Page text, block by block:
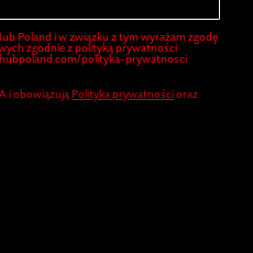
Poland i w związku z tym wyrażam zgodę
zgodnie z polityką prywatności
polityka-prywatnosci
i obowiązują Polityka prywatnościoraz